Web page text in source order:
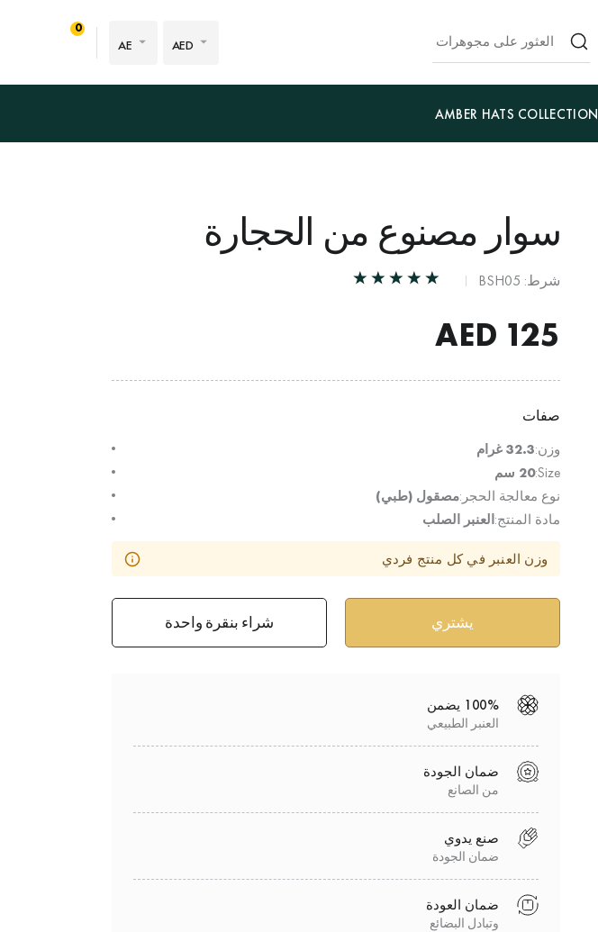
AED
AE
0
AMBER HATS COLLECTION
سوار مصنوع من الحجارة
شرط: BSH05
125
صفات
وزن:32.3 غرام
Size:20 سم
نوع معالجة الحجر:مصقول (طبي)
مادة المنتج:العنبر الصلب
وزن العنبر في كل منتج فردي
شراء بنقرة واحدة
100% يضمن
العنبر الطبيعي
ضمان الجودة
من الصانع
صنع يدوي
ضمان الجودة
ضمان العودة
وتبادل البضائع